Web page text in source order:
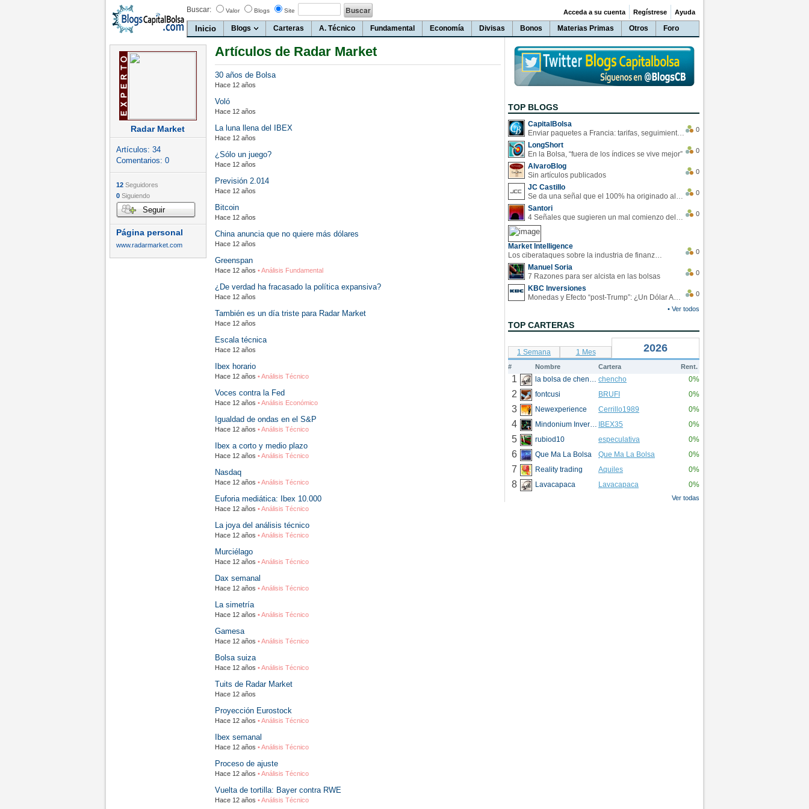
Buscar: Valor Blogs Site
Inicio Blogs Carteras A. Técnico Fundamental Economía Divisas Bonos Materias Primas Otros Foro
Acceda a su cuenta Regístrese Ayuda
Radar Market
Artículos: 34
Comentarios: 0
12 Seguidores
0 Siguiendo
Seguir
Página personal
www.radarmarket.com
Artículos de Radar Market
30 años de Bolsa
Hace 12 años
Voló
Hace 12 años
La luna llena del IBEX
Hace 12 años
¿Sólo un juego?
Hace 12 años
Previsión 2.014
Hace 12 años
Bitcoin
Hace 12 años
China anuncia que no quiere más dólares
Hace 12 años
Greenspan
Hace 12 años • Análisis Fundamental
¿De verdad ha fracasado la política expansiva?
Hace 12 años
También es un día triste para Radar Market
Hace 12 años
Escala técnica
Hace 12 años
Ibex horario
Hace 12 años • Análisis Técnico
Voces contra la Fed
Hace 12 años • Análisis Económico
Igualdad de ondas en el S&P
Hace 12 años • Análisis Técnico
Ibex a corto y medio plazo
Hace 12 años • Análisis Técnico
Nasdaq
Hace 12 años • Análisis Técnico
Euforia mediática: Ibex 10.000
Hace 12 años • Análisis Técnico
La joya del análisis técnico
Hace 12 años • Análisis Técnico
Murciélago
Hace 12 años • Análisis Técnico
Dax semanal
Hace 12 años • Análisis Técnico
La simetría
Hace 12 años • Análisis Técnico
Gamesa
Hace 12 años • Análisis Técnico
Bolsa suiza
Hace 12 años • Análisis Técnico
Tuits de Radar Market
Hace 12 años
Proyección Eurostock
Hace 12 años • Análisis Técnico
Ibex semanal
Hace 12 años • Análisis Técnico
Proceso de ajuste
Hace 12 años • Análisis Técnico
Vuelta de tortilla: Bayer contra RWE
Hace 12 años • Análisis Técnico
TOP BLOGS
CapitalBolsa
Enviar paquetes a Francia: tarifas, seguimiento y ventajas destacadas
0
LongShort
En la Bolsa, “fuera de los índices se vive mejor”
0
AlvaroBlog
Sin artículos publicados
0
JC Castillo
Se da una señal que el 100% ha originado alzas en las bolsas
0
Santori
4 Señales que sugieren un mal comienzo del 3T de la economía EEUU
0
Market Intelligence
Los ciberataques sobre la industria de finanzas se han duplicado este año
0
Manuel Soria
7 Razones para ser alcista en las bolsas
0
KBC Inversiones
Monedas y Efecto “post-Trump”: ¿Un Dólar Americano operando en rangos?
0
• Ver todos
TOP CARTERAS
1 Semana 1 Mes 2026
# Nombre Cartera Rent.
1 la bolsa de chencho chencho 0%
2 fontcusi BRUFI 0%
3 Newexperience Cerrillo1989 0%
4 Mindonium Inversions IBEX35 0%
5 rubiod10 especulativa 0%
6 Que Ma La Bolsa Que Ma La Bolsa 0%
7 Reality trading Aquiles 0%
8 Lavacapaca Lavacapaca 0%
Ver todas